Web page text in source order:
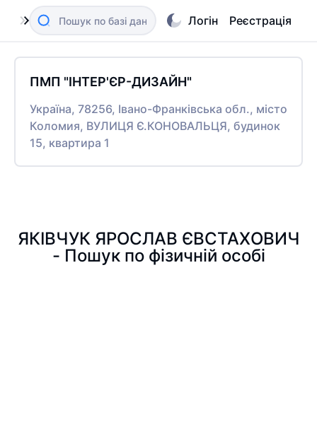
Логін Реєстрація
ПМП "ІНТЕР'ЄР-ДИЗАЙН"
Україна, 78256, Івано-Франківська обл., місто
Коломия, ВУЛИЦЯ Є.КОНОВАЛЬЦЯ, будинок
15, квартира 1
ЯКІВЧУК ЯРОСЛАВ ЄВСТАХОВИЧ
- Пошук по фізичній особі